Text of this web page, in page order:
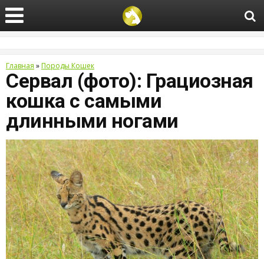
Главная »Породы Кошек
Сервал (фото): Грациозная
кошка с самыми
длинными ногами